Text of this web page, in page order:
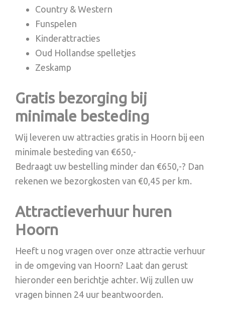
Country & Western
Funspelen
Kinderattracties
Oud Hollandse spelletjes
Zeskamp
Gratis bezorging bij
minimale besteding
Wij leveren uw attracties gratis in Hoorn bij een
minimale besteding van €650,-
Bedraagt uw bestelling minder dan €650,-? Dan
rekenen we bezorgkosten van €0,45 per km.
Attractieverhuur huren
Hoorn
Heeft u nog vragen over onze attractie verhuur
in de omgeving van Hoorn? Laat dan gerust
hieronder een berichtje achter. Wij zullen uw
vragen binnen 24 uur beantwoorden.